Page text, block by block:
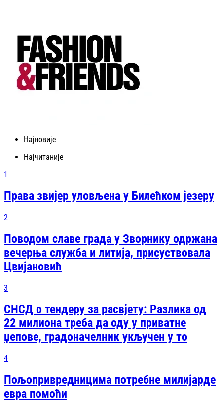
Најновије
Најчитаније
1
Права звијер уловљена у Билећком језеру
2
Поводом славе града у Зворнику одржана
вечерња служба и литија, присуствовала
Цвијановић
3
СНСД о тендеру за расвјету: Разлика од
22 милиона треба да оду у приватне
џепове, градоначелник укључен у то
4
Пољопривредницима потребне милијарде
евра помоћи